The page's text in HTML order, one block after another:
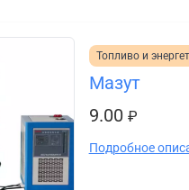
Топливо и
Мазут
9.00 ₽
Подробное